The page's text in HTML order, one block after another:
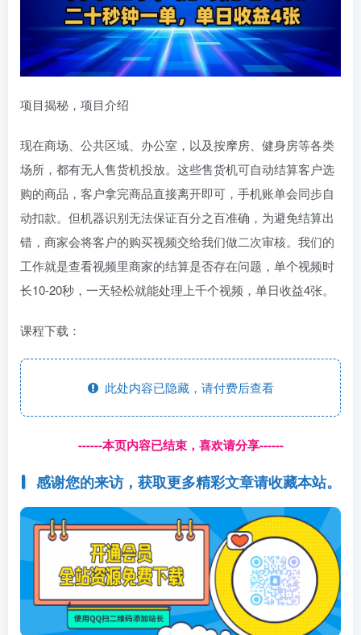
项目揭秘，项目介绍
现在商场、公共区域、办公室，以及按摩房、健身房等各类
场所，都有无人售货机投放。这些售货机可自动结算客户选
购的商品，客户拿完商品直接离开即可，手机账单会同步自
动扣款。但机器识别无法保证百分之百准确，为避免结算出
错，商家会将客户的购买视频交给我们做二次审核。我们的
工作就是查看视频里商家的结算是否存在问题，单个视频时
长10-20秒，一天轻松就能处理上千个视频，单日收益4张。
课程下载：
此处内容已隐藏，请付费后查看
------本页内容已结束，喜欢请分享------
感谢您的来访，获取更多精彩文章请收藏本站。